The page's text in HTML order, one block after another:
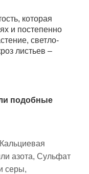
которая
и постепенно
светло-
листьев –
подобные
азота, Сульфат
серы,